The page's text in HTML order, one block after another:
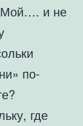
Мой…. и не
по-
где